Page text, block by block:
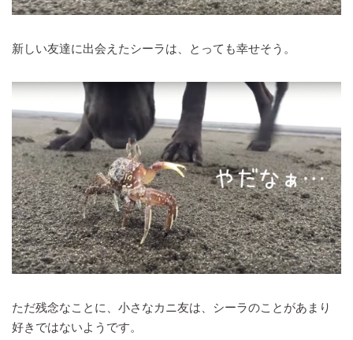
新しい友達に出会えたシーラは、とっても幸せそう。
ただ残念なことに、小さなカニ友は、シーラのことがあまり
好きではないようです。